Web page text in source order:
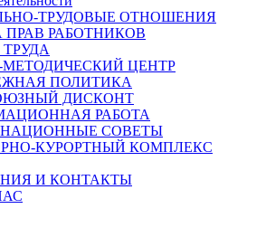
ТРУДОВЫЕ ОТНОШЕНИЯ
РАБОТНИКОВ
МЕТОДИЧЕСКИЙ ЦЕНТР
ПОЛИТИКА
ДИСКОНТ
РАБОТА
СОВЕТЫ
КУРОРТНЫЙ КОМПЛЕКС
И КОНТАКТЫ